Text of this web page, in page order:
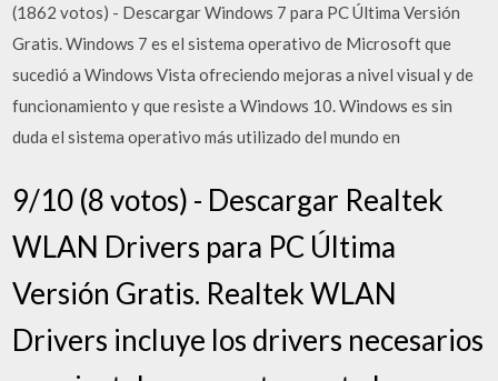
(1862 votos) - Descargar Windows 7 para PC Última Versión
Gratis. Windows 7 es el sistema operativo de Microsoft que
sucedió a Windows Vista ofreciendo mejoras a nivel visual y de
funcionamiento y que resiste a Windows 10. Windows es sin
duda el sistema operativo más utilizado del mundo en
9/10 (8 votos) - Descargar Realtek
WLAN Drivers para PC Última
Versión Gratis. Realtek WLAN
Drivers incluye los drivers necesarios